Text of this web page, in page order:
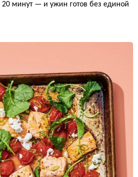
минут — и ужин готов без единой